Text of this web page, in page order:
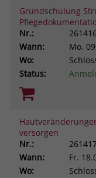
Grundschulung
Nr.:
Wann:
Mo.
Wo:
Status:
versorgen
Nr.:
Wann:
Fr.
Wo: